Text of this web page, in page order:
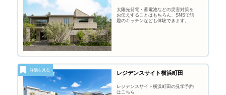
太陽光発電・蓄電池などの災害対策を
お伝えすることはもちろん、SNSで話
題のキッチンなども体験できます。
レジデンスサイト横浜町田
レジデンスサイト横浜町田の見学予約
はこちら